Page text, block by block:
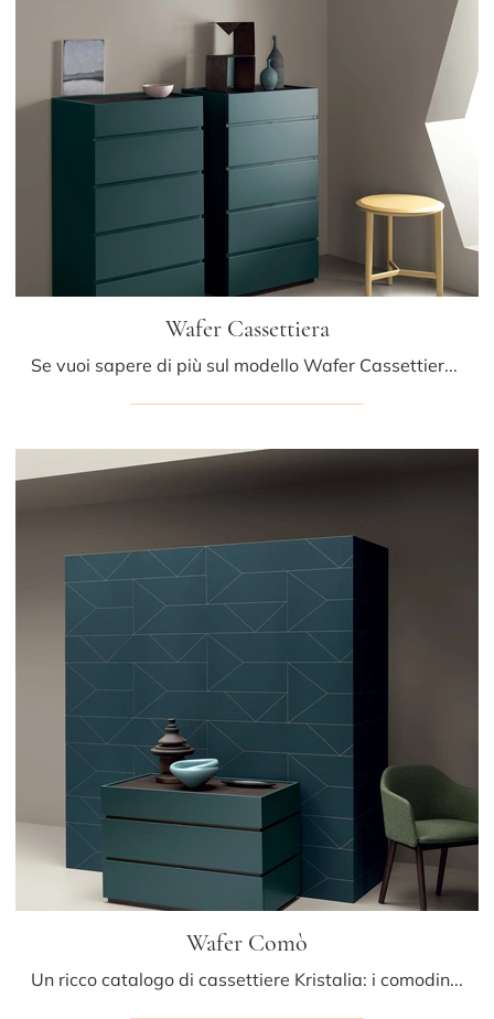
Wafer Cassettiera
Se vuoi sapere di più sul modello Wafer Cassettiera, clicca e scopri i Comodini e comò Kristalia ideali per la tua zona notte.
Wafer Comò
Un ricco catalogo di cassettiere Kristalia: i comodini moderni in laccato opaco, come Wafer Comò, sono tra le soluzioni più esclusive.